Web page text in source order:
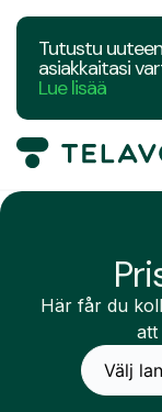
Tutustu
asiakkaitasi
Lue lisää
Här får du
att